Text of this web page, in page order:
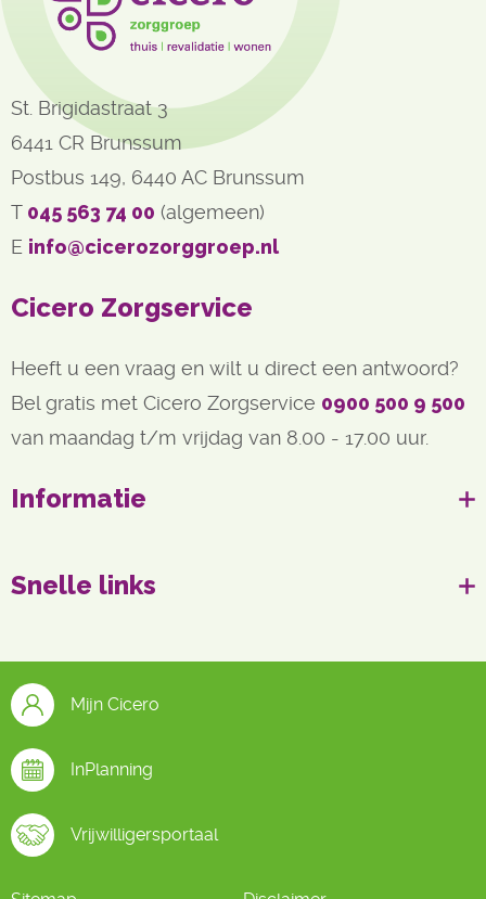
St. Brigidastraat 3
6441 CR Brunssum
Postbus 149, 6440 AC Brunssum
T 045 563 74 00 (algemeen)
E info@cicerozorggroep.nl
Cicero Zorgservice
Heeft u een vraag en wilt u direct een antwoord?
Bel gratis met Cicero Zorgservice 0900 500 9 500
van maandag t/m vrijdag van 8.00 - 17.00 uur.
Informatie
Snelle links
Mijn Cicero
InPlanning
Vrijwilligersportaal